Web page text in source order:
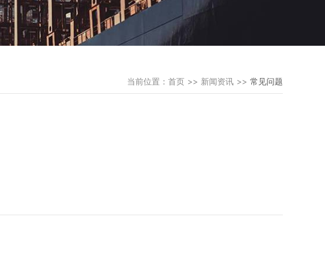
当前位置： 首页 新闻资讯 常见问题